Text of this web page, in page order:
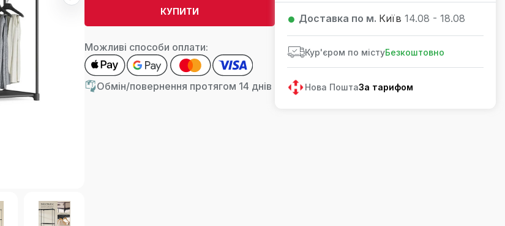
КУПИТИ
Можливі способи оплати:
Обмін/повернення протягом 14 днів
Доставка по м. Київ 14.08 - 18.08
Кур'єром по містуБезкоштовно
Нова ПоштаЗа тарифом